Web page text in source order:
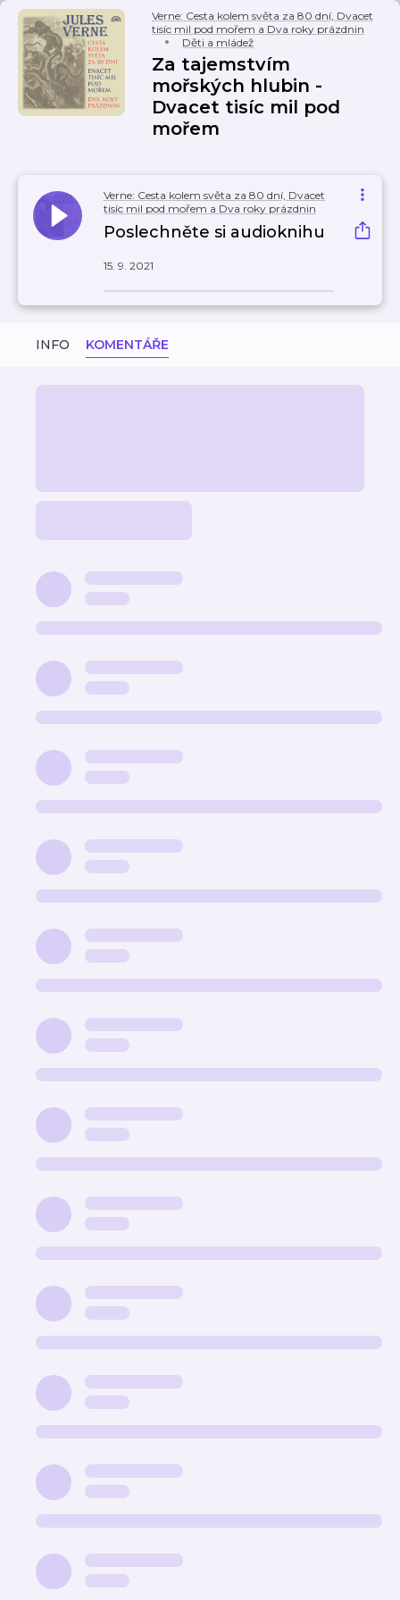
Verne: Cesta kolem světa za 80 dní, Dvacet
tisíc mil pod mořem a Dva roky prázdnin
Děti a mládež
Za tajemstvím
mořských hlubin -
Dvacet tisíc mil pod
mořem
Verne: Cesta kolem světa za 80 dní, Dvacet
tisíc mil pod mořem a Dva roky prázdnin
Poslechněte si audioknihu
15. 9. 2021
INFO KOMENTÁŘE